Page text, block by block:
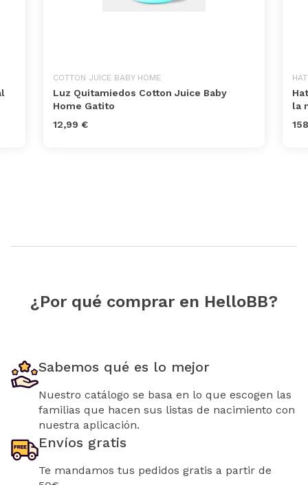
COTTON JUICE BABY HOME
Luz Quitamiedos Cotton Juice Baby
Home Gatito
12,99 €
la
¿Por qué comprar en HelloBB?
Sabemos qué es lo mejor
Nuestro catálogo se basa en lo que escogen las
familias que hacen sus listas de nacimiento con
nuestra aplicación.
Envíos gratis
Te mandamos tus pedidos gratis a partir de